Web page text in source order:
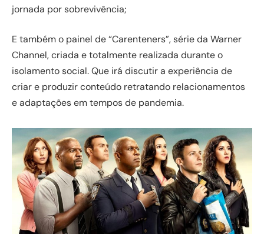
jornada por sobrevivência;
E também o painel de “Carenteners”, série da Warner
Channel, criada e totalmente realizada durante o
isolamento social. Que irá discutir a experiência de
criar e produzir conteúdo retratando relacionamentos
e adaptações em tempos de pandemia.